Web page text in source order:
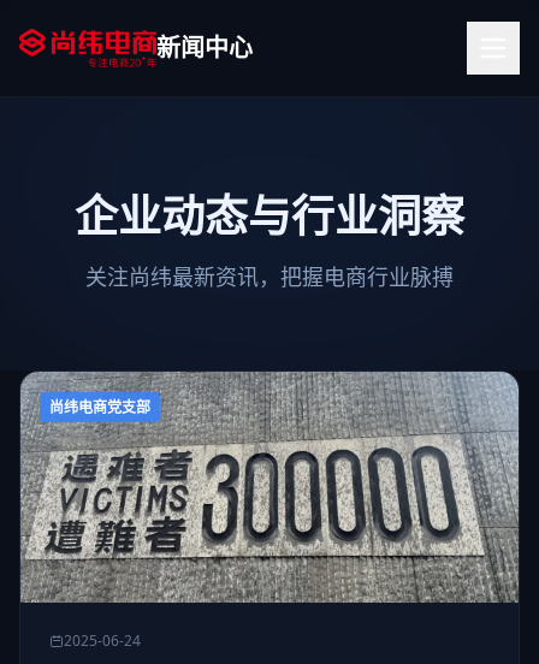
新闻中心
企业动态与行业洞察
关注尚纬最新资讯，把握电商行业脉搏
尚纬电商党支部
2025-06-24